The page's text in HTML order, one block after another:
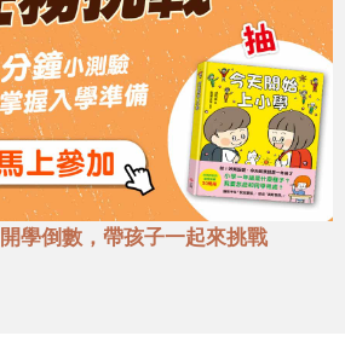
開學倒數，帶孩子一起來挑戰